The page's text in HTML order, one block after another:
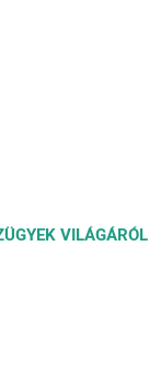
VILÁGÁRÓL